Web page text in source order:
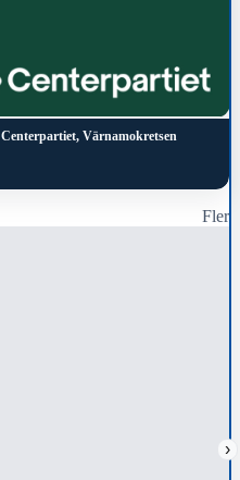
Centerpartiet, Värnamokretsen
Fler
›